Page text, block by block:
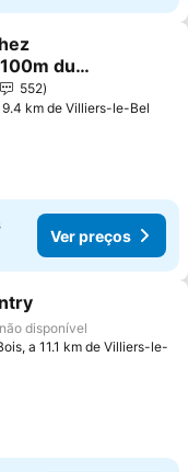
aos favoritos
du
552
km de Villiers-le-Bel
Ver preços
aos favoritos
disponível
a 11.1 km de Villiers-le-